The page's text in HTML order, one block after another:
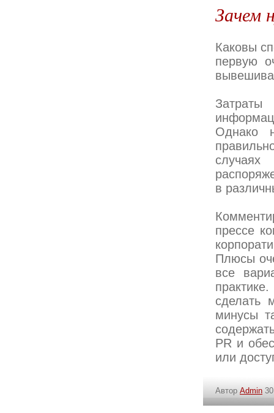
Зачем
Каковы
первую
Однако
в
прессе
Плюсы
все
сделать
минусы
PR и
или
Автор Admin